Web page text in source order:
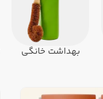
بهداشت خانگی